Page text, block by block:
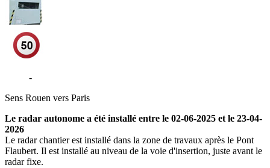
-
Sens Rouen vers Paris
Le radar autonome a été installé entre le 02-06-2025 et le 23-04-
2026
Le radar chantier est installé dans la zone de travaux après le Pont
Flaubert. Il est installé au niveau de la voie d'insertion, juste avant le
radar fixe.